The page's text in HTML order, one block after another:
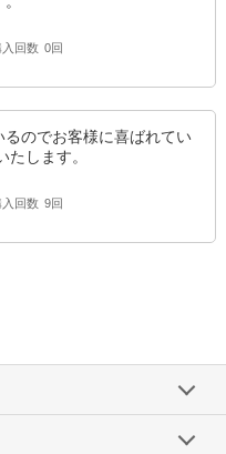
回数 0回
のでお客様に喜ばれてい
します。
回数 9回